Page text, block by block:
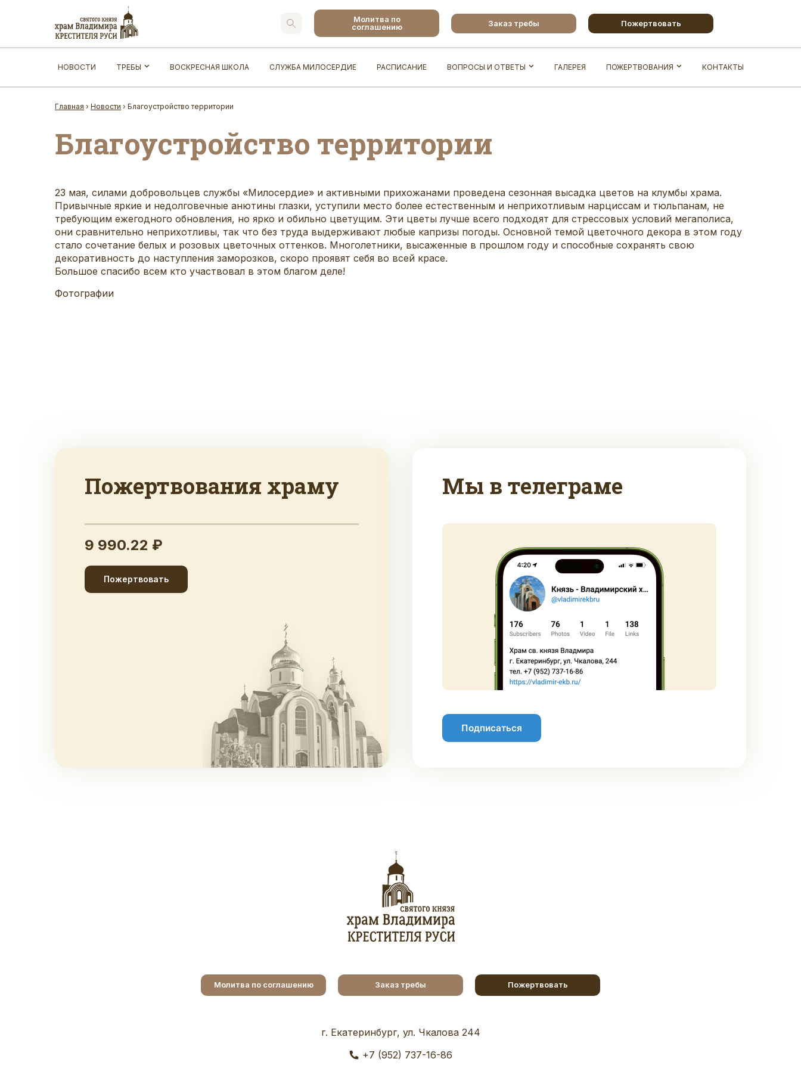
Молитва по
соглашению
Заказ требы Пожертвовать
НОВОСТИ ТРЕБЫ ВОСКРЕСНАЯ ШКОЛА СЛУЖБА МИЛОСЕРДИЕ РАСПИСАНИЕ ВОПРОСЫ И ОТВЕТЫ ГАЛЕРЕЯ ПОЖЕРТВОВАНИЯ КОНТАКТЫ
Главная › Новости › Благоустройство территории
Благоустройство территории
23 мая, силами добровольцев службы «Милосердие» и активными прихожанами проведена сезонная высадка цветов на клумбы храма.
Привычные яркие и недолговечные анютины глазки, уступили место более естественным и неприхотливым нарциссам и тюльпанам, не
требующим ежегодного обновления, но ярко и обильно цветущим. Эти цветы лучше всего подходят для стрессовых условий мегаполиса,
они сравнительно неприхотливы, так что без труда выдерживают любые капризы погоды. Основной темой цветочного декора в этом году
стало сочетание белых и розовых цветочных оттенков. Многолетники, высаженные в прошлом году и способные сохранять свою
декоративность до наступления заморозков, скоро проявят себя во всей красе.
Большое спасибо всем кто участвовал в этом благом деле!
Фотографии
Пожертвования храму
9 990.22 ₽
Пожертвовать
Мы в телеграме
Подписаться
Молитва по соглашению Заказ требы Пожертвовать
г. Екатеринбург, ул. Чкалова 244
+7 (952) 737-16-86